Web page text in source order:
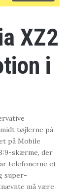
XZ2
i
tøjlerne på
på Mobile
skærme, der
telefonerne et
super-
må være